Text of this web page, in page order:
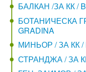
БАЛКАН /ЗА КК /
БОТАНИЧЕСКА
GRADINA
МИНЬОР / ЗА КК /
СТРАНДЖА / ЗА